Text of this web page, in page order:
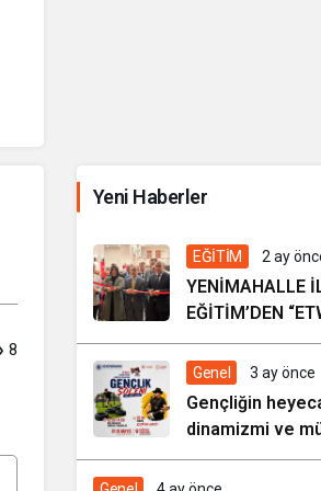
8
Yeni Haberler
2 hafta önce
EĞİTİM 2 ay
YENİMAHALLE
EĞİTİM’DEN
HAREZMİ
Genel 3 ay önce
Gençliğin
dinamizmi ve
coşkusu
araya geliyor!